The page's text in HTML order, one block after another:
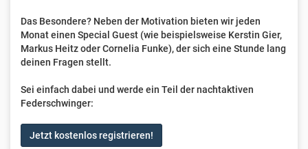
Das Besondere? Neben der Motivation bieten wir jeden
Monat einen Special Guest (wie beispielsweise Kerstin Gier,
Markus Heitz oder Cornelia Funke), der sich eine Stunde lang
deinen Fragen stellt.
Sei einfach dabei und werde ein Teil der nachtaktiven
Federschwinger:
Jetzt kostenlos registrieren!